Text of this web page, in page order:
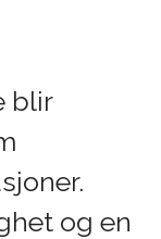
blir
og en